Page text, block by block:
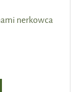
nerkowca